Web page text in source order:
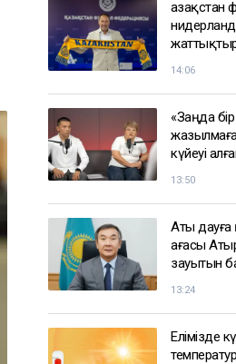
Қазақстан
14:06
«Заңда
күйеуі
13:50
Аты дауға
ағасы
зауытын
13:24
Елімізде